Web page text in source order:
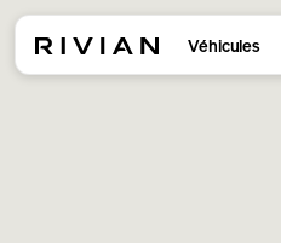
Véhicules